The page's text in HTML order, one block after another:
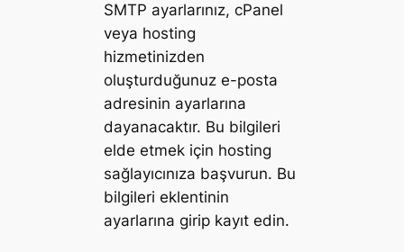
SMTP ayarlarınız, cPanel
veya hosting
hizmetinizden
oluşturduğunuz e-posta
adresinin ayarlarına
dayanacaktır. Bu bilgileri
elde etmek için hosting
sağlayıcınıza başvurun. Bu
bilgileri eklentinin
ayarlarına girip kayıt edin.